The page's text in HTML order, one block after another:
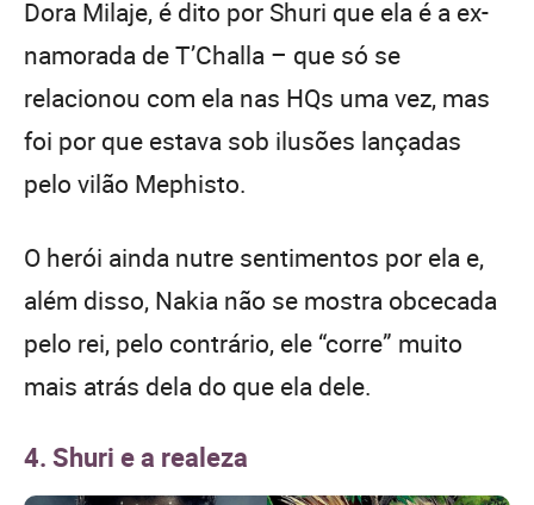
Dora Milaje, é dito por Shuri que ela é a ex-
namorada de T’Challa – que só se
relacionou com ela nas HQs uma vez, mas
foi por que estava sob ilusões lançadas
pelo vilão Mephisto.
O herói ainda nutre sentimentos por ela e,
além disso, Nakia não se mostra obcecada
pelo rei, pelo contrário, ele “corre” muito
mais atrás dela do que ela dele.
4. Shuri e a realeza